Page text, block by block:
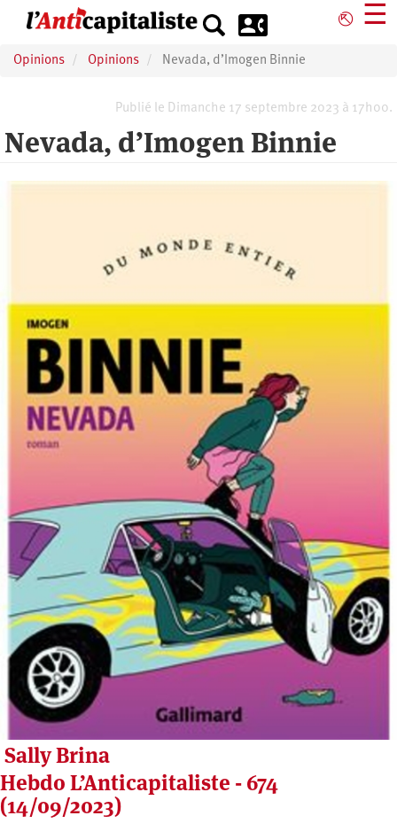
principal
⎋ ☰
Opinions Opinions Nevada, d’Imogen Binnie
Publié le Dimanche 17 septembre 2023 à 17h00.
Nevada, d’Imogen Binnie
Sally Brina
Hebdo L’Anticapitaliste - 674
(14/09/2023)